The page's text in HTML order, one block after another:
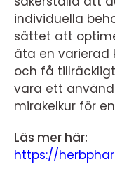
individuella
sättet att
äta en varierad
och få
vara ett
mirakelkur för
Läs mer här:
https://